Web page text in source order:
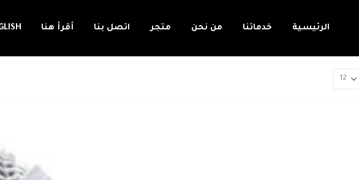
الرئيسية خدماتنا من نحن متجر اتصل بنا أقرأ هنا